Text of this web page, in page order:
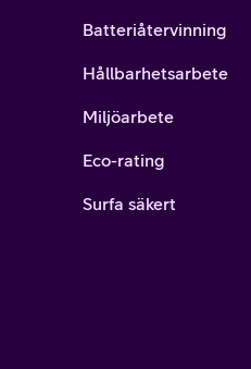
Batteriåtervinning
Hållbarhetsarbete
Miljöarbete
Eco-rating
Surfa säkert